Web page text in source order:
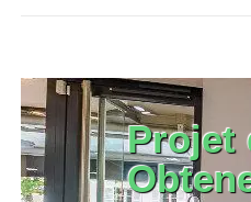
VOIR LA FICHE MOBILIER
Projet